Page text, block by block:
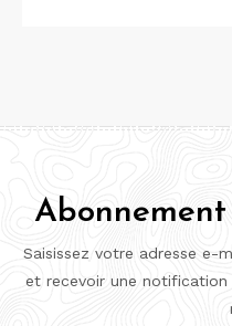
Saisissez votre adresse e-
et recevoir une